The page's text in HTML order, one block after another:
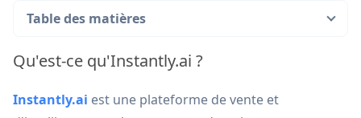
Table des matières
Qu'est-ce qu'Instantly.ai ?
Instantly.ai est une plateforme de vente et